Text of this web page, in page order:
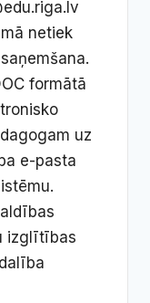
netiek
formātā
uz
e-pasta
izglītības